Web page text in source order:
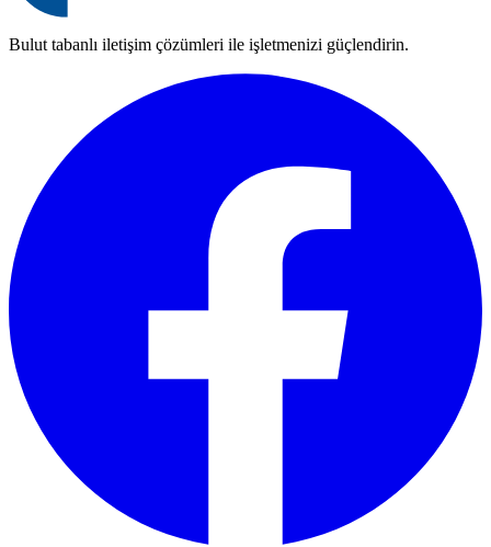
Bulut tabanlı iletişim çözümleri ile işletmenizi güçlendirin.